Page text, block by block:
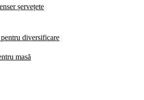
șervețete
diversificare
masă